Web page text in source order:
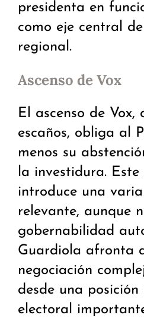
presidenta en
como eje central
regional.
Ascenso de Vox
El ascenso de Vox,
escaños, obliga al
menos su
la investidura. Este
introduce una
relevante, aunque
gobernabilidad
Guardiola afronta
negociación
desde una
electoral